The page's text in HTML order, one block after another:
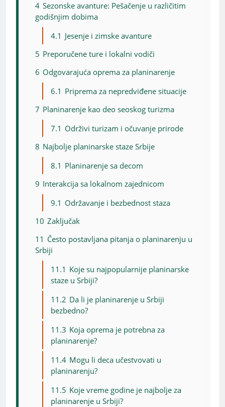
4 Sezonske avanture: Pešačenje u različitim
godišnjim dobima
4.1 Jesenje i zimske avanture
5 Preporučene ture i lokalni vodiči
6 Odgovarajuća oprema za planinarenje
6.1 Priprema za nepredviđene situacije
7 Planinarenje kao deo seoskog turizma
7.1 Održivi turizam i očuvanje prirode
8 Najbolje planinarske staze Srbije
8.1 Planinarenje sa decom
9 Interakcija sa lokalnom zajednicom
9.1 Održavanje i bezbednost staza
10 Zaključak
11 Često postavljana pitanja o planinarenju u
Srbiji
11.1 Koje su najpopularnije planinarske
staze u Srbiji?
11.2 Da li je planinarenje u Srbiji
bezbedno?
11.3 Koja oprema je potrebna za
planinarenje?
11.4 Mogu li deca učestvovati u
planinarenju?
11.5 Koje vreme godine je najbolje za
planinarenje u Srbiji?